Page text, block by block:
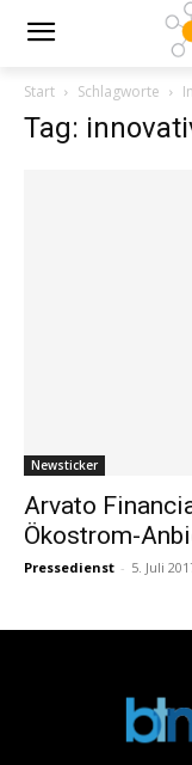
Start Schlagworte
Tag:
Newsticker
Arvato
Ökostrom-
Pressedienst - 5. Juli